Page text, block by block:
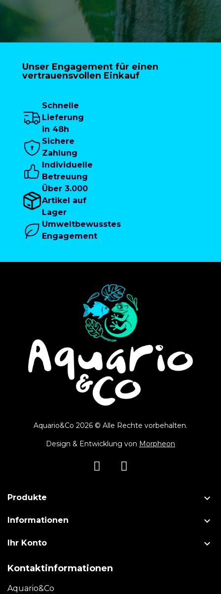
Unser Engagement für einen
vertrauensvollen Einkauf
Schnelle
Lieferung
in 48h
Sichere
Zahlung
Individuelle
Betreuung
Über 3.000
Artikel auf
Lager
Umweltbewusstes
Engagement
Aquario&Co 2026 © Alle Rechte vorbehalten.
Design & Entwicklung von Morpheon
Produkte 
Informationen 
Ihr Konto 
Kontaktinformationen
Aquario&Co